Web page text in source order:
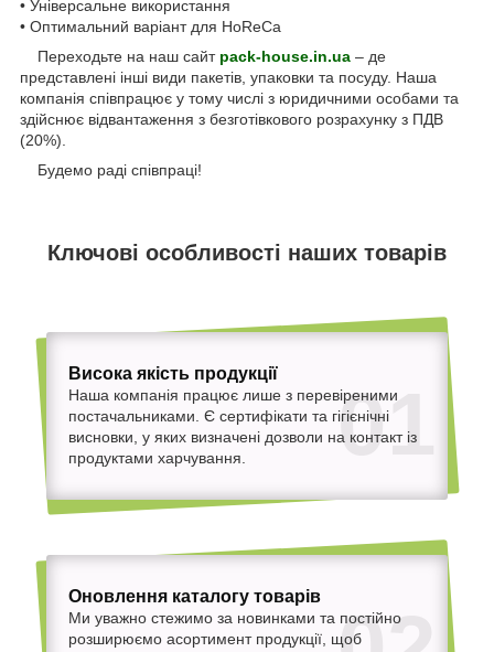
• Універсальне використання
• Оптимальний варіант для HoReCa
Переходьте на наш сайт pack-house.in.ua – де
представлені інші види пакетів, упаковки та посуду. Наша
компанія співпрацює у тому числі з юридичними особами та
здійснює відвантаження з безготівкового розрахунку з ПДВ
(20%).
Будемо раді співпраці!
Ключові особливості наших товарів
01
Висока якість продукції
Наша компанія працює лише з перевіреними
постачальниками. Є сертифікати та гігієнічні
висновки, у яких визначені дозволи на контакт із
продуктами харчування.
Оновлення каталогу товарів
Ми уважно стежимо за новинками та постійно
розширюємо асортимент продукції, щоб